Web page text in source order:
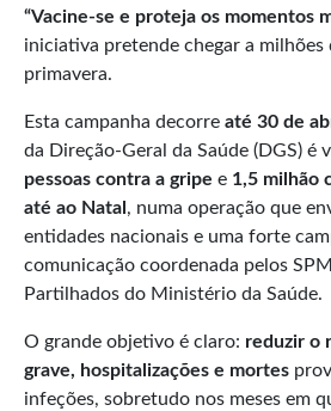
“Vacine-se e proteja os momentos
iniciativa pretende chegar a milhões
primavera.
Esta campanha decorre até 30 de
da Direção-Geral da Saúde (DGS) é
pessoas contra a gripe e 1,5 milhão
até ao Natal , numa operação que
entidades nacionais e uma forte
comunicação coordenada pelos
Partilhados do Ministério da Saúde.
O grande objetivo é claro: reduzir o
grave, hospitalizações e mortes
infeções, sobretudo nos meses em